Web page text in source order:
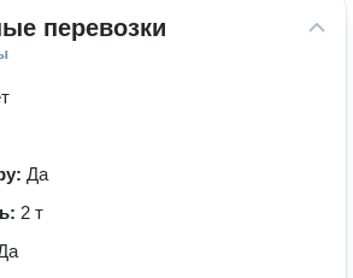
перевозки
Да
2 т